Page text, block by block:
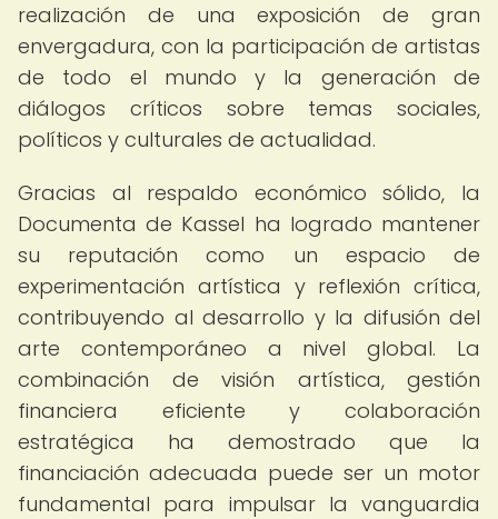
realización de una exposición de gran
envergadura, con la participación de artistas
de todo el mundo y la generación de
diálogos críticos sobre temas sociales,
políticos y culturales de actualidad.
Gracias al respaldo económico sólido, la
Documenta de Kassel ha logrado mantener
su reputación como un espacio de
experimentación artística y reflexión crítica,
contribuyendo al desarrollo y la difusión del
arte contemporáneo a nivel global. La
combinación de visión artística, gestión
financiera eficiente y colaboración
estratégica ha demostrado que la
financiación adecuada puede ser un motor
fundamental para impulsar la vanguardia